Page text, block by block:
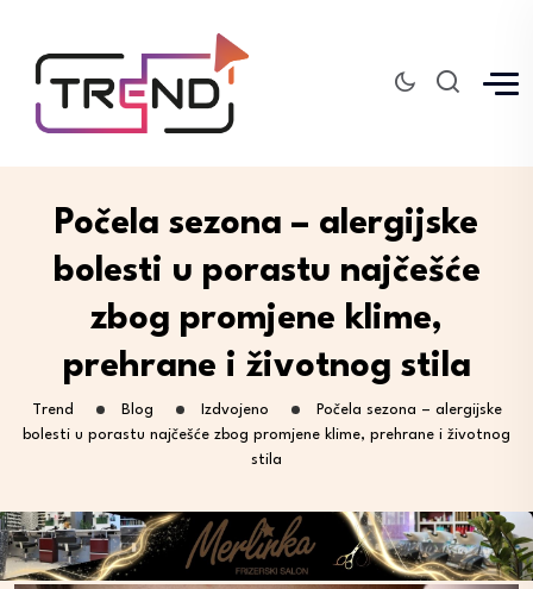
Počela sezona – alergijske
bolesti u porastu najčešće
zbog promjene klime,
prehrane i životnog stila
Trend Blog Izdvojeno
Počela sezona – alergijske
bolesti u porastu najčešće zbog promjene klime, prehrane i životnog
stila